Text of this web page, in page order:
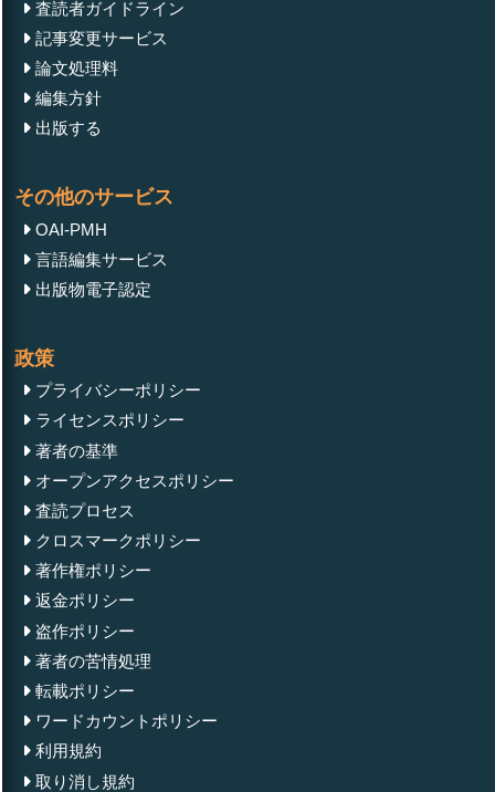
査読者ガイドライン
記事変更サービス
論文処理料
編集方針
出版する
その他のサービス
OAI-PMH
言語編集サービス
出版物電子認定
政策
プライバシーポリシー
ライセンスポリシー
著者の基準
オープンアクセスポリシー
査読プロセス
クロスマークポリシー
著作権ポリシー
返金ポリシー
盗作ポリシー
著者の苦情処理
転載ポリシー
ワードカウントポリシー
利用規約
取り消し規約